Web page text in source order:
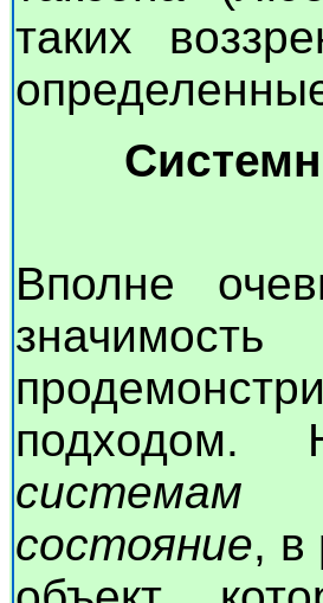
таких
Вполне
подходом.
системам
состояние, в